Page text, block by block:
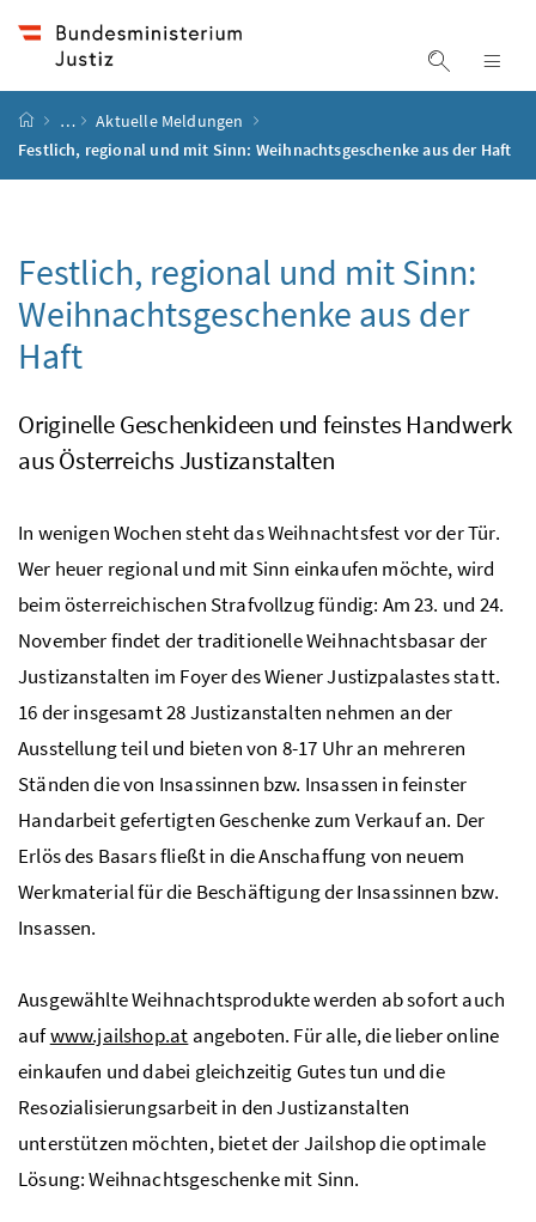
Suche
Startseite
…
Aktuelle Meldungen
Festlich, regional und mit Sinn: Weihnachtsgeschenke aus der Haft
Festlich, regional und mit Sinn:
Weihnachtsgeschenke aus der
Haft
Originelle Geschenkideen und feinstes Handwerk
aus Österreichs Justizanstalten
In wenigen Wochen steht das Weihnachtsfest vor der Tür.
Wer heuer regional und mit Sinn einkaufen möchte, wird
beim österreichischen Strafvollzug fündig: Am 23. und 24.
November findet der traditionelle Weihnachtsbasar der
Justizanstalten im Foyer des Wiener Justizpalastes statt.
16 der insgesamt 28 Justizanstalten nehmen an der
Ausstellung teil und bieten von 8-17 Uhr an mehreren
Ständen die von Insassinnen bzw. Insassen in feinster
Handarbeit gefertigten Geschenke zum Verkauf an. Der
Erlös des Basars fließt in die Anschaffung von neuem
Werkmaterial für die Beschäftigung der Insassinnen bzw.
Insassen.
Ausgewählte Weihnachtsprodukte werden ab sofort auch
aufwww.jailshop.at angeboten. Für alle, die lieber online
einkaufen und dabei gleichzeitig Gutes tun und die
Resozialisierungsarbeit in den Justizanstalten
unterstützen möchten, bietet der Jailshop die optimale
Lösung: Weihnachtsgeschenke mit Sinn.